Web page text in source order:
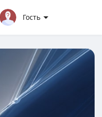
Гость